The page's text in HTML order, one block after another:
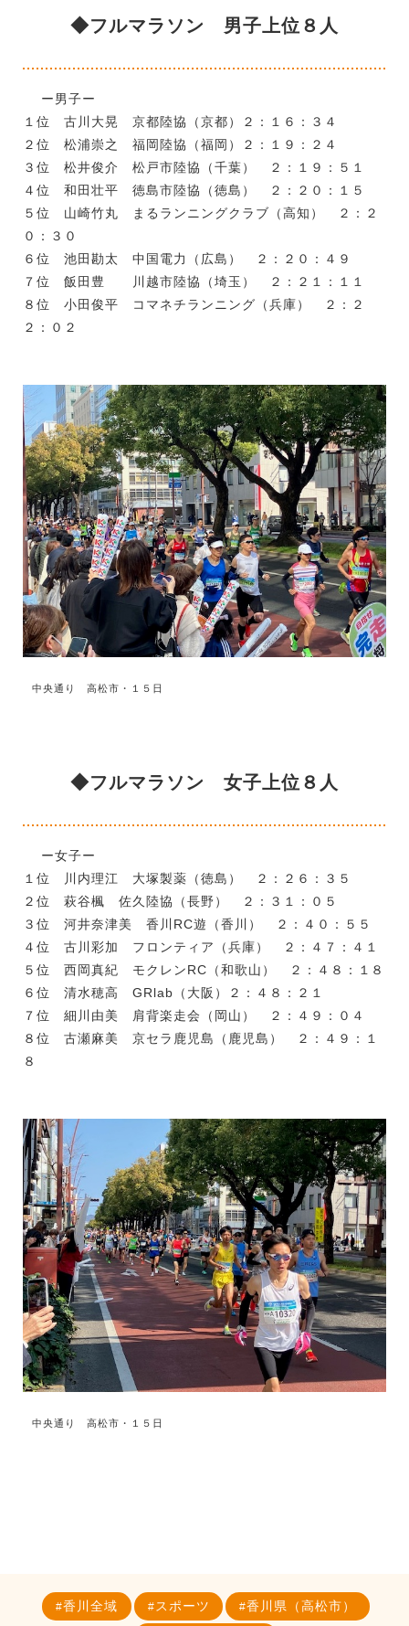
◆フルマラソン 男子上位８人
ー男子ー
１位 古川大晃 京都陸協（京都）２：１６：３４
２位 松浦崇之 福岡陸協（福岡）２：１９：２４
３位 松井俊介 松戸市陸協（千葉） ２：１９：５１
４位 和田壮平 徳島市陸協（徳島） ２：２０：１５
５位 山崎竹丸 まるランニングクラブ（高知） ２：２
０：３０
６位 池田勘太 中国電力（広島） ２：２０：４９
７位 飯田豊 川越市陸協（埼玉） ２：２１：１１
８位 小田俊平 コマネチランニング（兵庫） ２：２
２：０２
中央通り 高松市・１５日
◆フルマラソン 女子上位８人
ー女子ー
１位 川内理江 大塚製薬（徳島） ２：２６：３５
２位 萩谷楓 佐久陸協（長野） ２：３１：０５
３位 河井奈津美 香川RC遊（香川） ２：４０：５５
４位 古川彩加 フロンティア（兵庫） ２：４７：４１
５位 西岡真紀 モクレンRC（和歌山） ２：４８：１８
６位 清水穂高 GRlab（大阪）２：４８：２１
７位 細川由美 肩背楽走会（岡山） ２：４９：０４
８位 古瀬麻美 京セラ鹿児島（鹿児島） ２：４９：１
８
中央通り 高松市・１５日
香川全域 スポーツ 香川県（高松市）